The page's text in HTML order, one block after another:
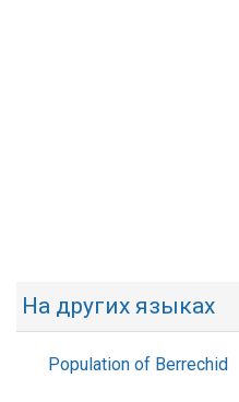
На других языках
Population of Berrechid